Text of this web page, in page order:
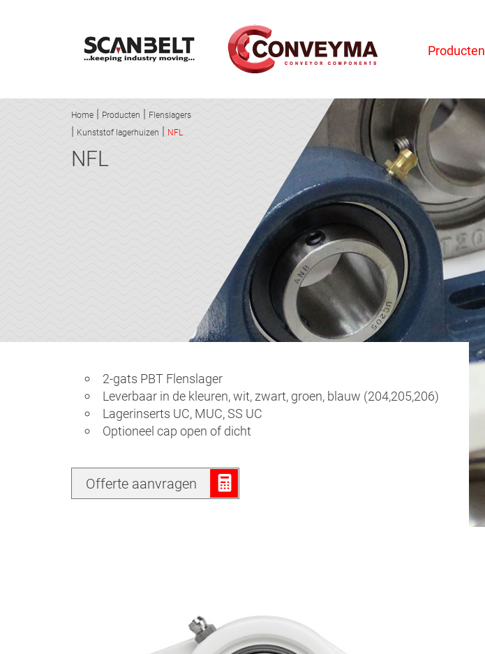
Producten
Home Producten
Flenslagers
Kunststof lagerhuizen
NFL
NFL
2-gats PBT Flenslager
Leverbaar in de kleuren, wit, zwart, groen, blauw (204,205,206)
Lagerinserts UC, MUC, SS UC
Optioneel cap open of dicht
Offerte aanvragen